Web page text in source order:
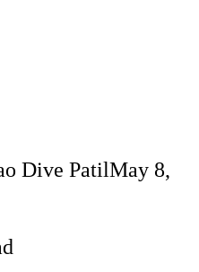
Dive PatilMay 8,